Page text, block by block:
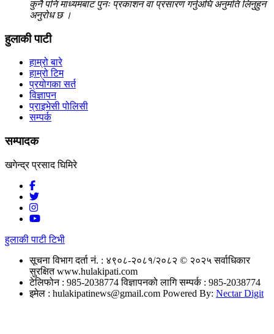
कुनै पनि माध्यमबाट पुनः प्रकाशन वा प्रसारण गर्नुअघि अनुमति लिनुहुन
अनुरोध छ ।
हुलाकी पाटी
हाम्रो बारे
हाम्रो टिम
प्रयोगका सर्त
विज्ञापन
प्राइभेसी पोलिसी
सम्पर्क
सम्पादक
खगेन्द्र प्रसाद घिमिरे
हुलाकी पाटी टिभी
सूचना विभाग दर्ता नं. : ४९०८-२०८१/२०८२ © २०२५ सर्वाधिकार
सुरक्षित www.hulakipati.com
टेलिफोन : 985-2038774विज्ञापनको लागि सम्पर्क : 985-2038774
इमेल : hulakipatinews@gmail.com Powered By: Nectar Digit